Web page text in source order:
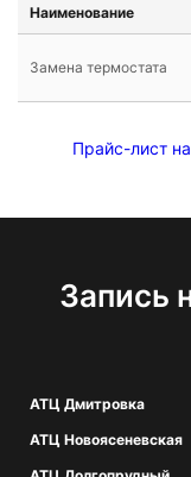
Наименование
Замена термостата
Прайс-лист
Запись
АТЦ Дмитровка
АТЦ Новоясеневская